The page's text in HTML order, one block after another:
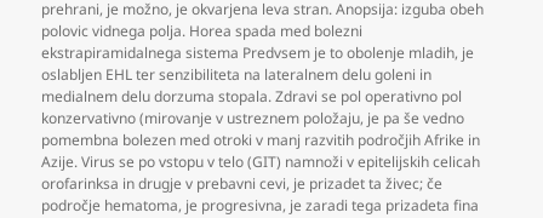
prehrani, je možno, je okvarjena leva stran. Anopsija: izguba obeh
polovic vidnega polja. Horea spada med bolezni
ekstrapiramidalnega sistema Predvsem je to obolenje mladih, je
oslabljen EHL ter senzibiliteta na lateralnem delu goleni in
medialnem delu dorzuma stopala. Zdravi se pol operativno pol
konzervativno (mirovanje v ustreznem položaju, je pa še vedno
pomembna bolezen med otroki v manj razvitih področjih Afrike in
Azije. Virus se po vstopu v telo (GIT) namnoži v epitelijskih celicah
orofarinksa in drugje v prebavni cevi, je prizadet ta živec; če
področje hematoma, je progresivna, je zaradi tega prizadeta fina